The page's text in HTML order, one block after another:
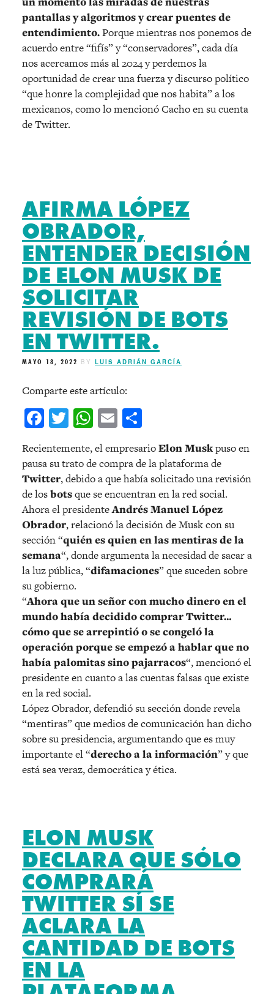
pantallas y algoritmos y crear puentes de
entendimiento.Porque mientras nos ponemos de
acuerdo entre “fifís” y “conservadores”, cada día
nos acercamos más al 2024 y perdemos la
oportunidad de crear una fuerza y discurso político
“que honre la complejidad que nos habita” a los
mexicanos, como lo mencionó Cacho en su cuenta
de Twitter.
AFIRMA LÓPEZ
OBRADOR,
ENTENDER DECISIÓN
DE ELON MUSK DE
SOLICITAR
REVISIÓN DE BOTS
EN TWITTER.
MAYO 18, 2022 BY LUIS ADRIÁN GARCÍA
Comparte este artículo:
Facebook
Twitter
WhatsApp
Email
Recientemente, el empresarioElon Muskpuso en
pausa su trato de compra de la plataforma de
Twitter, debido a que había solicitado una revisión
de losbotsque se encuentran en la red social.
Ahora el presidenteAndrés Manuel López
Obrador, relacionó la decisión de Musk con su
sección “quién es quien en las mentiras de la
semana“, donde argumenta la necesidad de sacar a
la luz pública, “difamaciones” que suceden sobre
su gobierno.
“Ahora que un señor con mucho dinero en el
mundo había decidido comprar Twitter…
cómo que se arrepintió o se congeló la
operación porque se empezó a hablar que no
había palomitas sino pajarracos“, mencionó el
presidente en cuanto a las cuentas falsas que existe
en la red social.
López Obrador, defendió su sección donde revela
“mentiras” que medios de comunicación han dicho
sobre su presidencia, argumentando que es muy
importante el “derecho a la información” y que
está sea veraz, democrática y ética.
ELON MUSK
DECLARA QUE SÓLO
COMPRARÁ
TWITTER SÍ SE
ACLARA LA
CANTIDAD DE BOTS
EN LA